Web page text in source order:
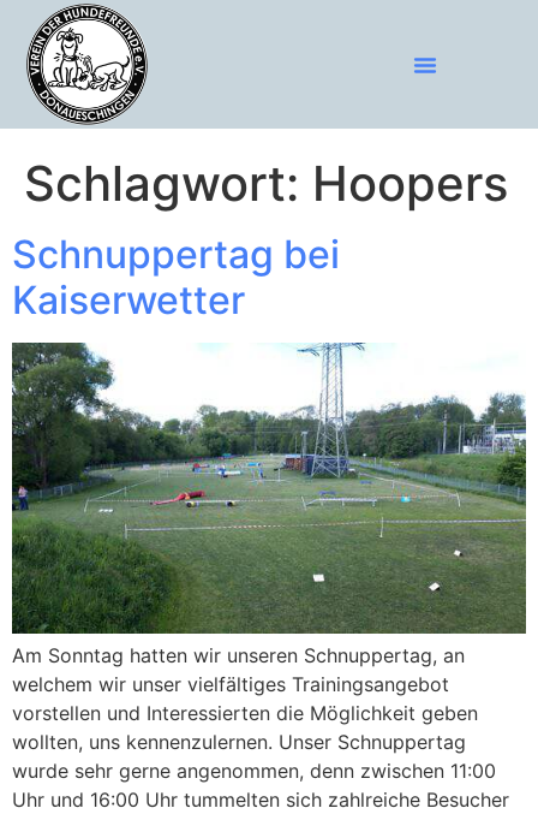
Schlagwort: Hoopers
Schnuppertag bei
Kaiserwetter
Am Sonntag hatten wir unseren Schnuppertag, an
welchem wir unser vielfältiges Trainingsangebot
vorstellen und Interessierten die Möglichkeit geben
wollten, uns kennenzulernen. Unser Schnuppertag
wurde sehr gerne angenommen, denn zwischen 11:00
Uhr und 16:00 Uhr tummelten sich zahlreiche Besucher